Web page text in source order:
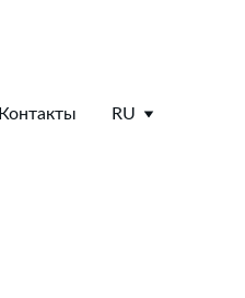
Контакты RU